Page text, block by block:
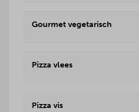
Gourmet vegetarisch
Pizza vlees
Pizza vis